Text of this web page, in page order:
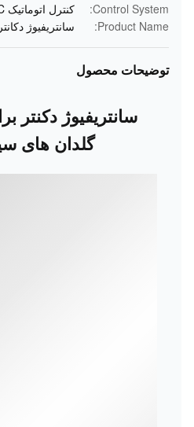
Control System:
کنترل اتوماتیک PLC
Product Name:
سانتریفیوژ
توضیحات محصول
سانتریفیوژ دکنتر
گلدان های